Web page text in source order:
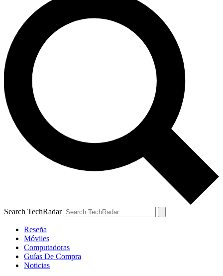
Search TechRadar
Reseña
Móviles
Computadoras
Guías De Compra
Noticias